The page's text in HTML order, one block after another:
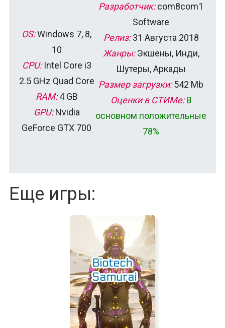
OS:Windows 7, 8,
10
CPU:Intel Core i3
2.5 GHz Quad Core
RAM:4 GB
GPU:Nvidia
GeForce GTX 700
Разработчик:com8com1
Software
Релиз:31 Августа 2018
Жанры:Экшены, Инди,
Шутеры, Аркады
Размер загрузки:542 Mb
Оценки в СТИМе: В
основном положительные
78%
Еще игры: